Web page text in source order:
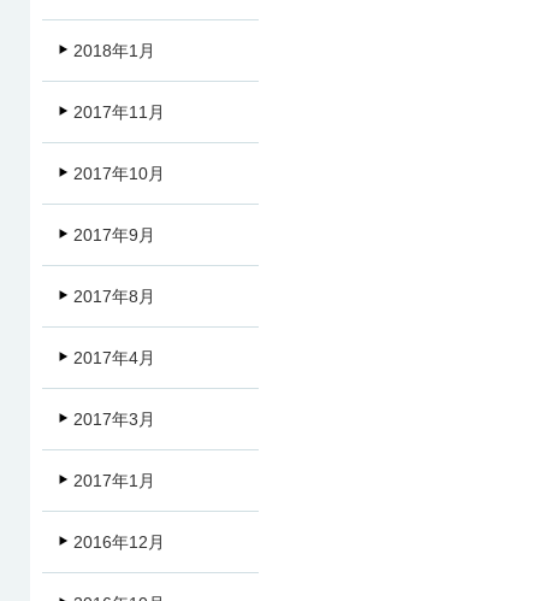
2018年1月
2017年11月
2017年10月
2017年9月
2017年8月
2017年4月
2017年3月
2017年1月
2016年12月